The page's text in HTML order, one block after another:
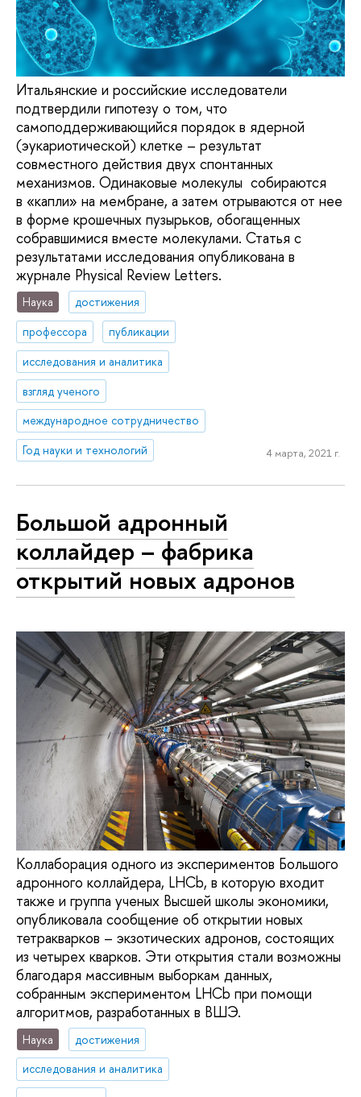
Итальянские и российские исследователи
подтвердили гипотезу о том, что
самоподдерживающийся порядок в ядерной
(эукариотической) клетке – результат
совместного действия двух спонтанных
механизмов. Одинаковые молекулы собираются
в «капли» на мембране, а затем отрываются от нее
в форме крошечных пузырьков, обогащенных
собравшимися вместе молекулами. Статья с
результатами исследования опубликована в
журнале Physical Review Letters.
Наука
достижения
профессора
публикации
исследования и аналитика
взгляд ученого
международное сотрудничество
Год науки и технологий
4 марта, 2021 г.
Большой адронный
коллайдер – фабрика
открытий новых адронов
Коллаборация одного из экспериментов Большого
адронного коллайдера, LHCb, в которую входит
также и группа ученых Высшей школы экономики,
опубликовала сообщение об открытии новых
тетракварков – экзотических адронов, состоящих
из четырех кварков. Эти открытия стали возможны
благодаря массивным выборкам данных,
собранным экспериментом LHCb при помощи
алгоритмов, разработанных в ВШЭ.
Наука
достижения
исследования и аналитика